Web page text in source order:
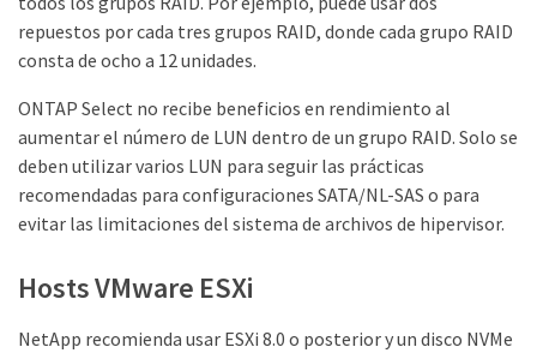
repuestos por cada tres grupos RAID, donde cada grupo RAID
consta de ocho a 12 unidades.
ONTAP Select no recibe beneficios en rendimiento al
aumentar el número de LUN dentro de un grupo RAID. Solo se
deben utilizar varios LUN para seguir las prácticas
recomendadas para configuraciones SATA/NL-SAS o para
evitar las limitaciones del sistema de archivos de hipervisor.
Hosts VMware ESXi
NetApp recomienda usar ESXi 8.0 o posterior y un disco NVMe